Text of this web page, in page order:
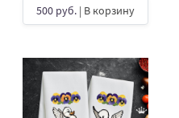
500 руб. | В корзину